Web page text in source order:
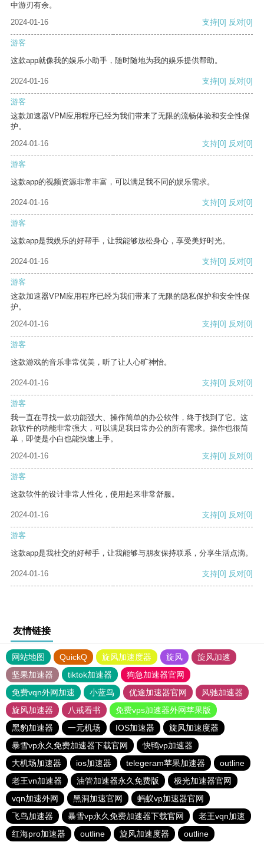
中游刃有余。
2024-01-16
支持[0] 反对[0]
游客
这款app就像我的娱乐小助手，随时随地为我的娱乐提供帮助。
2024-01-16 支持[0] 反对[0]
游客
这款加速器VPM应用程序已经为我们带来了无限的流畅体验和安全性保
护。
2024-01-16
支持[0] 反对[0]
游客
这款app的视频资源非常丰富，可以满足我不同的娱乐需求。
2024-01-16 支持[0] 反对[0]
游客
这款app是我娱乐的好帮手，让我能够放松身心，享受美好时光。
2024-01-16 支持[0] 反对[0]
游客
这款加速器VPM应用程序已经为我们带来了无限的隐私保护和安全性保
护。
2024-01-16
支持[0] 反对[0]
游客
这款游戏的音乐非常优美，听了让人心旷神怡。
2024-01-16 支持[0] 反对[0]
游客
我一直在寻找一款功能强大、操作简单的办公软件，终于找到了它。这
款软件的功能非常强大，可以满足我日常办公的所有需求。操作也很简
单，即使是小白也能快速上手。
2024-01-16
支持[0] 反对[0]
游客
这款软件的设计非常人性化，使用起来非常舒服。
2024-01-16 支持[0] 反对[0]
游客
这款app是我社交的好帮手，让我能够与朋友保持联系，分享生活点滴。
2024-01-16 支持[0] 反对[0]
友情链接
网站地图 QuickQ 旋风加速度器 旋风
旋风加速
坚果加速器
tiktok加速器
狗急加速器官网
免费vqn外网加速
小蓝鸟 优途加速器官网
风驰加速器
旋风加速器
八戒看书
免费vps加速器外网苹果版
黑豹加速器
一元机场 IOS加速器
旋风加速度器
暴雪vp永久免费加速器下载官网
快鸭vp加速器
大机场加速器
ios加速器 telegeram苹果加速器
outline
老王vn加速器
油管加速器永久免费版
极光加速器官网
vqn加速外网
黑洞加速官网
蚂蚁vp加速器官网
飞鸟加速器
暴雪vp永久免费加速器下载官网
老王vqn加速
红海pro加速器
outline 旋风加速度器 outline